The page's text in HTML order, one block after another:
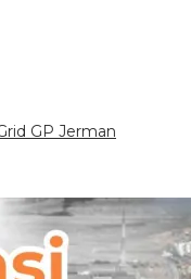
GP Jerman